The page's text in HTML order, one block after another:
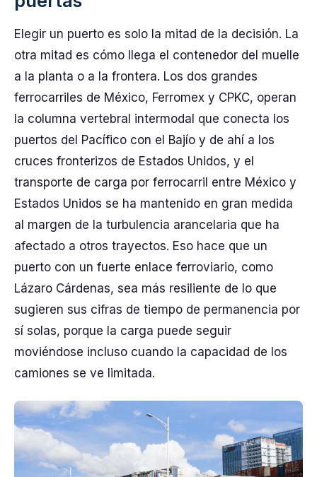
Elegir un puerto es solo la mitad de la decisión. La
otra mitad es cómo llega el contenedor del muelle
a la planta o a la frontera. Los dos grandes
ferrocarriles de México, Ferromex y CPKC, operan
la columna vertebral intermodal que conecta los
puertos del Pacífico con el Bajío y de ahí a los
cruces fronterizos de Estados Unidos, y el
transporte de carga por ferrocarril entre México y
Estados Unidos se ha mantenido en gran medida
al margen de la turbulencia arancelaria que ha
afectado a otros trayectos. Eso hace que un
puerto con un fuerte enlace ferroviario, como
Lázaro Cárdenas, sea más resiliente de lo que
sugieren sus cifras de tiempo de permanencia por
sí solas, porque la carga puede seguir
moviéndose incluso cuando la capacidad de los
camiones se ve limitada.